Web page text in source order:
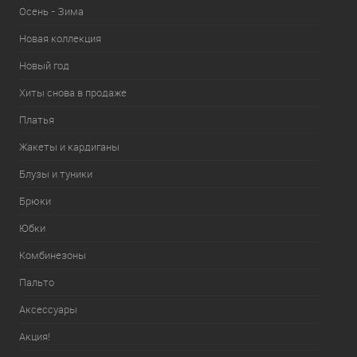
Осень - Зима
Новая коллекция
Новый год
Хиты снова в продаже
Платья
Жакеты и кардиганы
Блузы и туники
Брюки
Юбки
Комбинезоны
Пальто
Аксессуары
Акция!